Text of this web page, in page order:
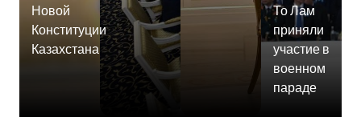
Новой
Конституции
Казахстана
То Лам
приняли
участие в
военном
параде